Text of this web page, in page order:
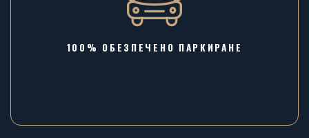
100% ОБЕЗПЕЧЕНО ПАРКИРАНЕ